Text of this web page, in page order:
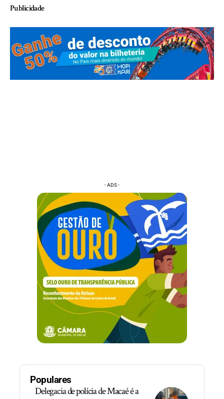
Publicidade
- ADS -
Populares
Delegacia de polícia de Macaé é a